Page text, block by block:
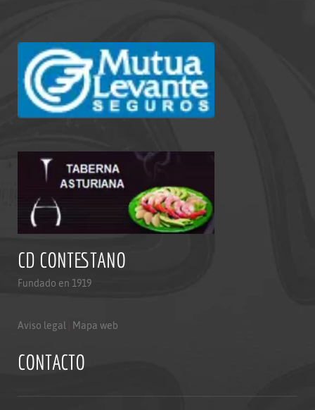
CD CONTESTANO
Fundado en 1919
Aviso legal Mapa web
CONTACTO